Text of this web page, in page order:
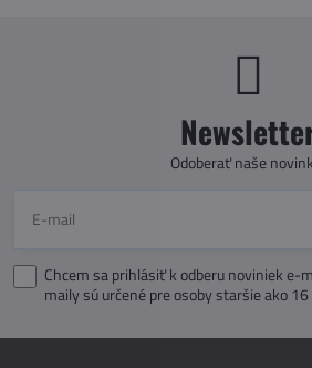
Odoberať naše
Chcem sa prihlásiť k odberu noviniek e-
maily sú určené pre osoby staršie ako